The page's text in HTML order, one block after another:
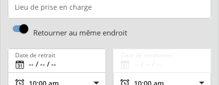
Lieu de prise en charge
Retourner au même endroit
Date de retrait